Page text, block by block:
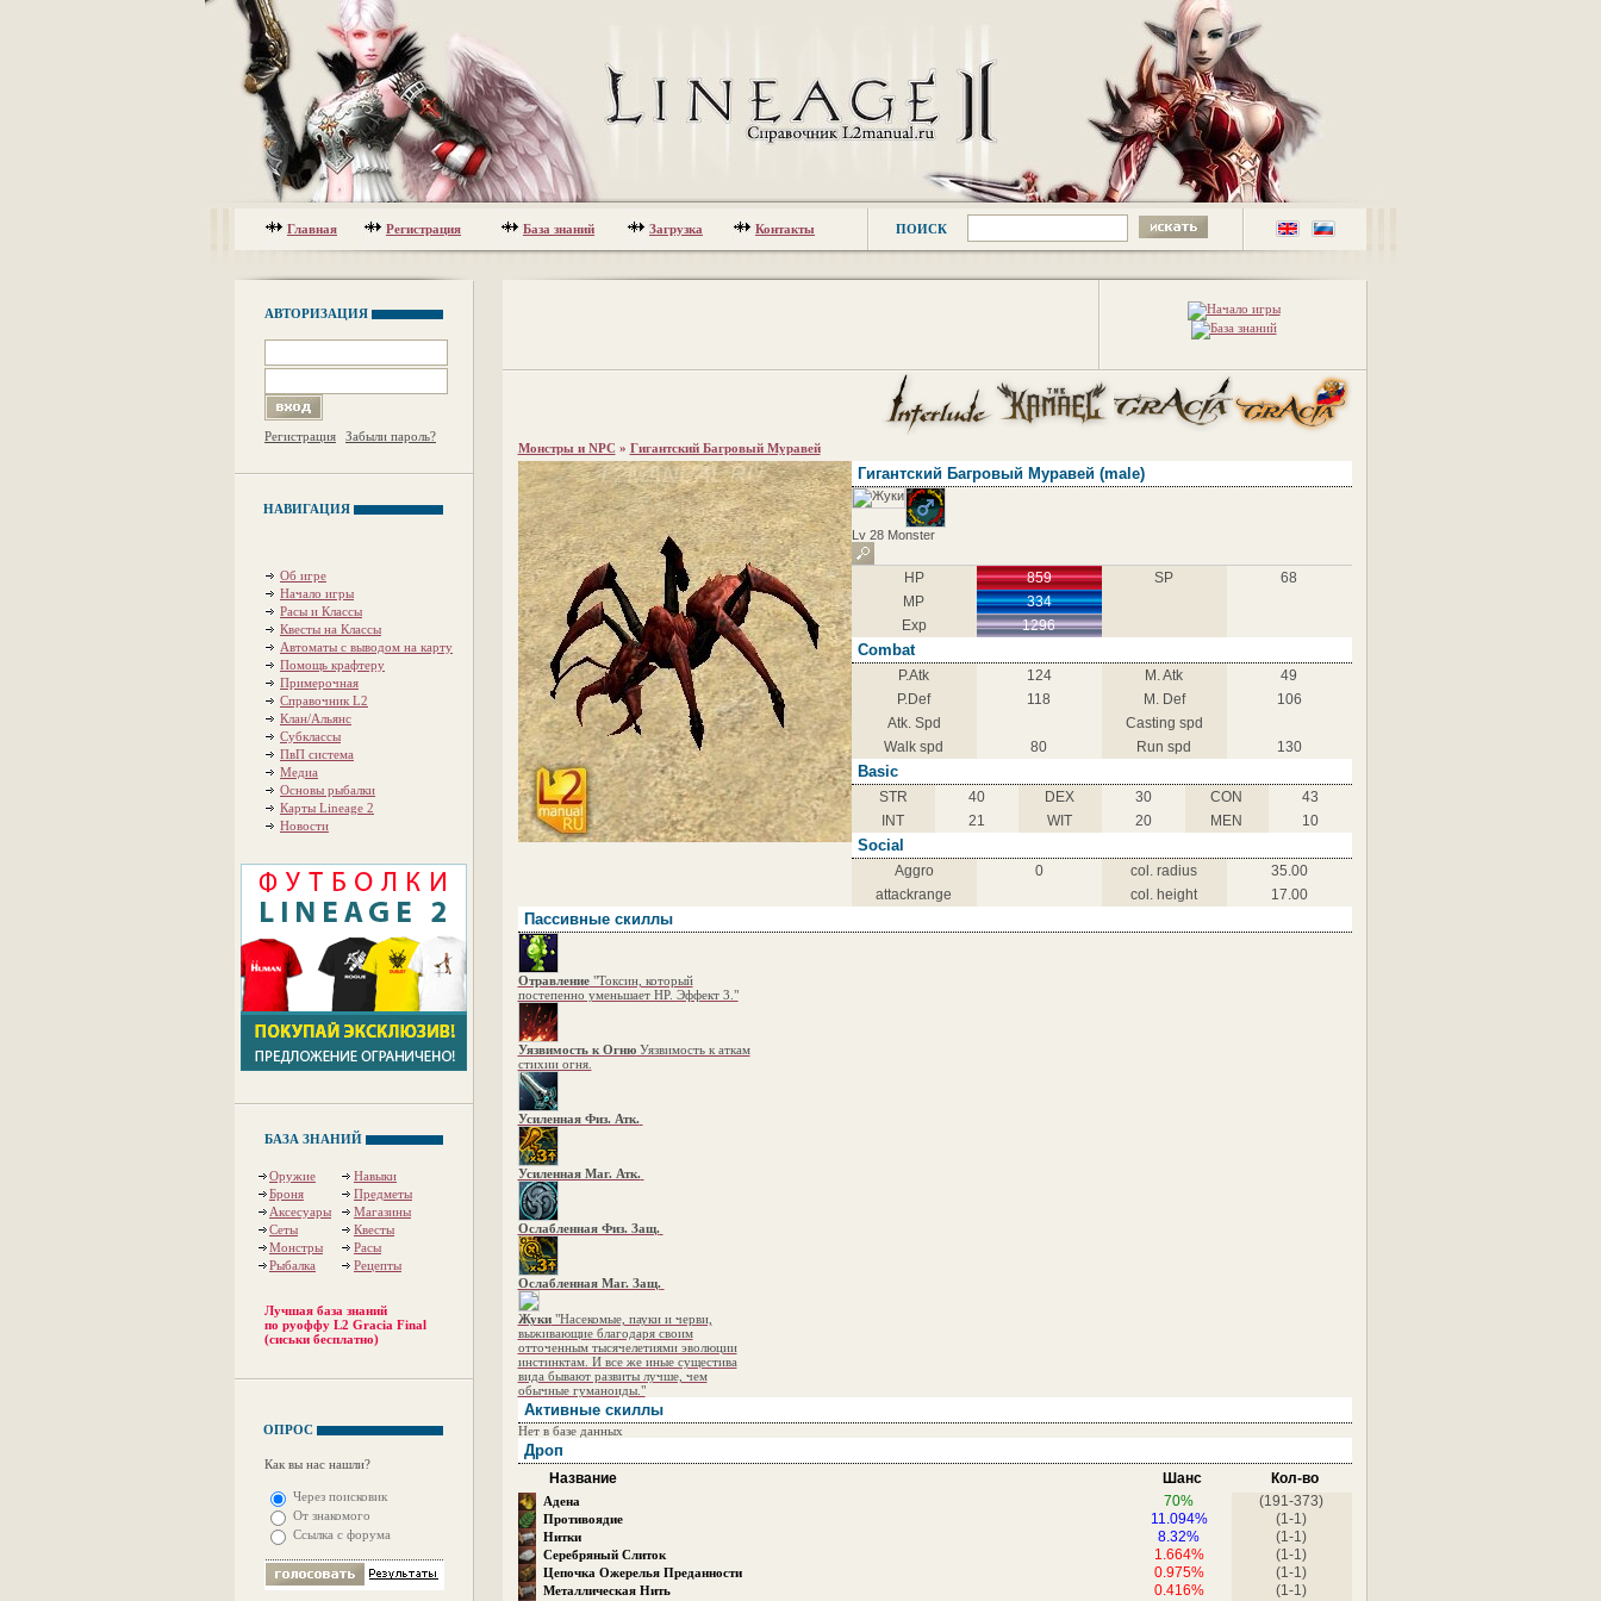
Главная Регистрация База знаний Загрузка Контакты ПОИСК
АВТОРИЗАЦИЯ
Регистрация Забыли пароль?
НАВИГАЦИЯ
Об игре
Начало игры
Расы и Классы
Квесты на Классы
Автоматы с выводом на карту
Помощь крафтеру
Примерочная
Справочник L2
Клан/Альянс
Субклассы
ПвП система
Медиа
Основы рыбалки
Карты Lineage 2
Новости
БАЗА ЗНАНИЙ
Оружие
Навыки
Броня
Предметы
Аксесуары
Магазины
Сеты
Квесты
Монстры
Расы
Рыбалка
Рецепты
Лучшая база знаний
по руоффу L2 Gracia Final
(сиськи бесплатно)
ОПРОС
Как вы нас нашли?
Через поисковик
От знакомого
Ссылка с форума
Монстры и NPC » Гигантский Багровый Муравей
Гигантский Багровый Муравей(male)
Lv 28 Monster
HP 859 SP
68
MP
334
Exp
1296
Combat
P.Atk 124 M. Atk
49
P.Def
118 M. Def
106
Atk. Spd
Casting spd
Walk spd
80 Run spd 130
Basic
STR 40 DEX 30 CON
43
INT
21 WIT 20 MEN 10
Social
Aggro 0 col. radius
35.00
attackrange
col. height 17.00
Пассивные скиллы
Отравление"Токсин, который
постепенно уменьшает HP. Эффект 3."
Уязвимость к ОгнюУязвимость к аткам
стихии огня.
Усиленная Физ. Атк.
Усиленная Маг. Атк.
Ослабленная Физ. Защ.
Ослабленная Маг. Защ.
Жуки"Насекомые, пауки и черви,
выживающие благодаря своим
отточенным тысячелетиями эволюции
инстинктам. И все же иные сущестива
вида бывают развиты лучше, чем
обычные гуманоиды."
Активные скиллы
Нет в базе данных
Дроп
Название Шанс Кол-во
Адена 70% (191-373)
Противоядие 11.094% (1-1)
Нитки 8.32% (1-1)
Серебряный Слиток 1.664% (1-1)
Цепочка Ожерелья Преданности 0.975% (1-1)
Металлическая Нить 0.416%
(1-1)